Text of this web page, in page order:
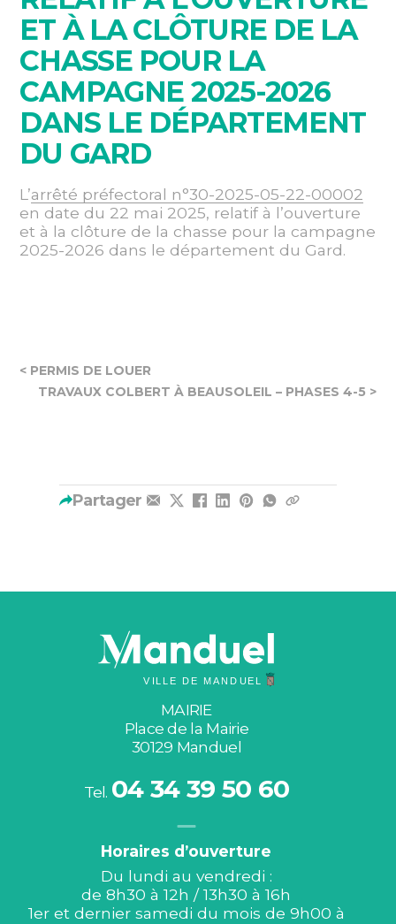
ET À LA CLÔTURE DE LA
CHASSE POUR LA
CAMPAGNE 2025-2026
DANS LE DÉPARTEMENT
DU GARD
L’arrêté préfectoral n°30-2025-05-22-00002
en date du 22 mai 2025, relatif à l’ouverture
et à la clôture de la chasse pour la campagne
2025-2026 dans le département du Gard.
< PERMIS DE LOUER
TRAVAUX COLBERT À BEAUSOLEIL – PHASES 4-5 >
Partager
MAIRIE
Place de la Mairie
30129 Manduel
Tel. 04 34 39 50 60
Horaires d’ouverture
Du lundi au vendredi :
de 8h30 à 12h / 13h30 à 16h
1er et dernier samedi du mois de 9h00 à